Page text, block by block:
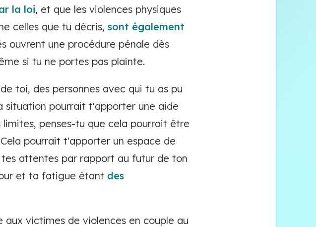
la loi, et que les violences physiques
celles que tu décris, sont également
ouvrent une procédure pénale dès
si tu ne portes pas plainte.
toi, des personnes avec qui tu as pu
situation pourrait t'apporter une aide
penses-tu que cela pourrait être
pourrait t'apporter un espace de
attentes par rapport au futur de ton
et ta fatigue étant des
aux victimes de violences en couple au